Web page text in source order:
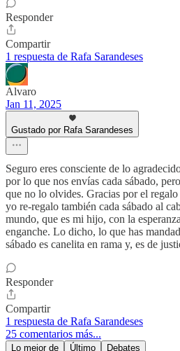
Responder
Compartir
1 respuesta de Rafa Sarandeses
Alvaro
Jan 11, 2025
Gustado por Rafa Sarandeses
Seguro eres consciente de lo
por lo que nos envías cada sábado,
que no lo olvides. Gracias por el regalo
yo re-regalo también cada sábado al
mundo, que es mi hijo, con la
enganche. Lo dicho, lo que has
sábado es canelita en rama y, es de
Responder
Compartir
1 respuesta de Rafa Sarandeses
25 comentarios más...
Lo mejor de Último Debates